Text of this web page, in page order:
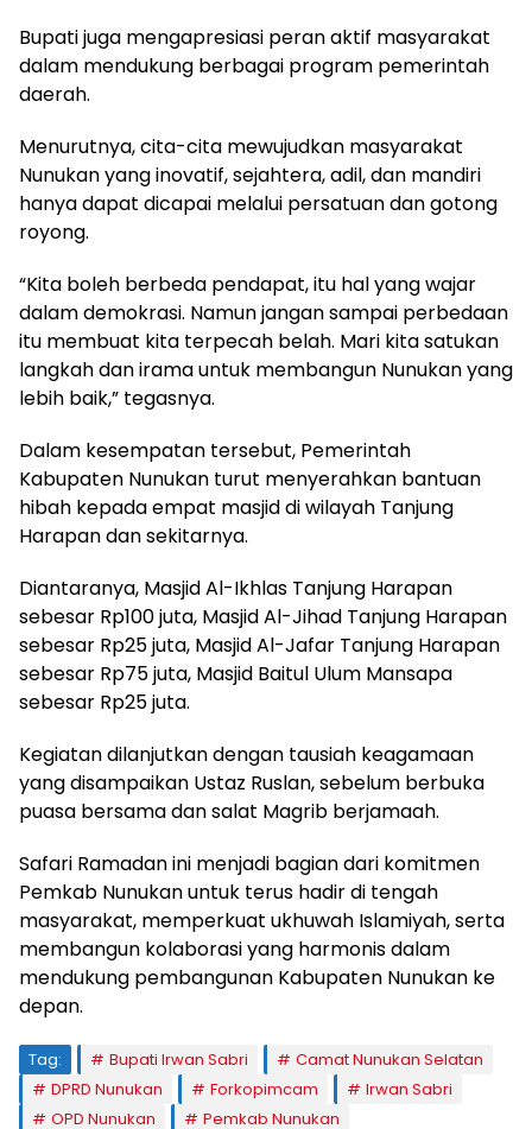
Bupati juga mengapresiasi peran aktif masyarakat
dalam mendukung berbagai program pemerintah
daerah.
Menurutnya, cita-cita mewujudkan masyarakat
Nunukan yang inovatif, sejahtera, adil, dan mandiri
hanya dapat dicapai melalui persatuan dan gotong
royong.
“Kita boleh berbeda pendapat, itu hal yang wajar
dalam demokrasi. Namun jangan sampai perbedaan
itu membuat kita terpecah belah. Mari kita satukan
langkah dan irama untuk membangun Nunukan yang
lebih baik,” tegasnya.
Dalam kesempatan tersebut, Pemerintah
Kabupaten Nunukan turut menyerahkan bantuan
hibah kepada empat masjid di wilayah Tanjung
Harapan dan sekitarnya.
Diantaranya, Masjid Al-Ikhlas Tanjung Harapan
sebesar Rp100 juta, Masjid Al-Jihad Tanjung Harapan
sebesar Rp25 juta, Masjid Al-Jafar Tanjung Harapan
sebesar Rp75 juta, Masjid Baitul Ulum Mansapa
sebesar Rp25 juta.
Kegiatan dilanjutkan dengan tausiah keagamaan
yang disampaikan Ustaz Ruslan, sebelum berbuka
puasa bersama dan salat Magrib berjamaah.
Safari Ramadan ini menjadi bagian dari komitmen
Pemkab Nunukan untuk terus hadir di tengah
masyarakat, memperkuat ukhuwah Islamiyah, serta
membangun kolaborasi yang harmonis dalam
mendukung pembangunan Kabupaten Nunukan ke
depan.
Tag: Bupati Irwan Sabri
Camat Nunukan Selatan
DPRD Nunukan
Forkopimcam
Irwan Sabri
OPD Nunukan
Pemkab Nunukan